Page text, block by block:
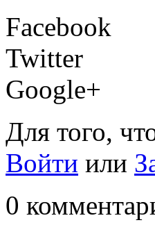
Facebook
Twitter
Google+
Для того,
Войти или
0